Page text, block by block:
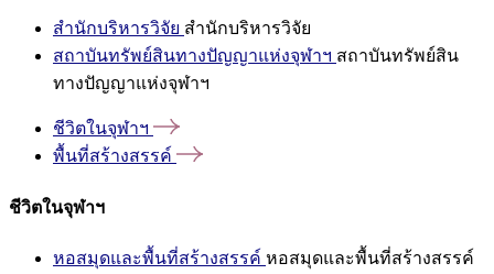
สำนักบริหารวิจัย สำนักบริหารวิจัย
สถาบันทรัพย์สินทางปัญญาแห่งจุฬาฯ สถาบันทรัพย์สิน
ทางปัญญาแห่งจุฬาฯ
ชีวิตในจุฬาฯ
พื้นที่สร้างสรรค์
ชีวิตในจุฬาฯ
หอสมุดและพื้นที่สร้างสรรค์ หอสมุดและพื้นที่สร้างสรรค์